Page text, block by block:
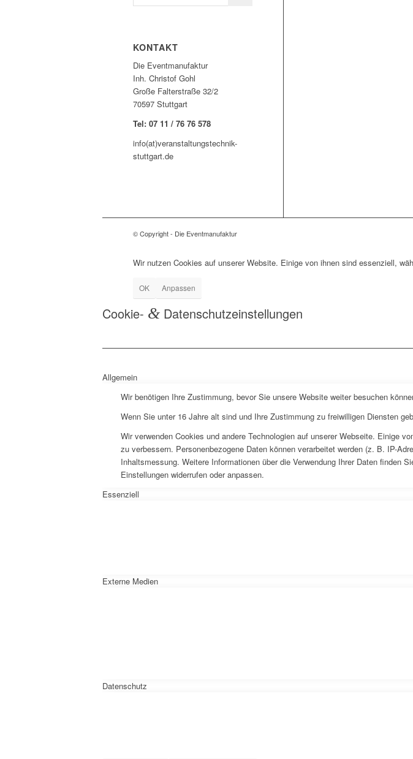
KONTAKT
Die Eventmanufaktur
Inh. Christof Gohl
Große Falterstraße 32/2
70597 Stuttgart
Tel: 07 11 / 76 76 578
info(at)veranstaltungstechnik-
stuttgart.de
© Copyright - Die Eventmanufaktur
Wir nutzen Cookies auf unserer Website. Einige von ihnen sind essenziell,
OK Anpassen
Cookie- & Datenschutzeinstellungen
Allgemein
Wir benötigen Ihre Zustimmung, bevor Sie unsere Website weiter besuchen
Wenn Sie unter 16 Jahre alt sind und Ihre Zustimmung zu freiwilligen Diensten
Wir verwenden Cookies und andere Technologien auf unserer Webseite. Einige
zu verbessern. Personenbezogene Daten können verarbeitet werden (z. B. IP-
Inhaltsmessung. Weitere Informationen über die Verwendung Ihrer Daten finden
Einstellungen widerrufen oder anpassen.
Essenziell
Externe Medien
Datenschutz